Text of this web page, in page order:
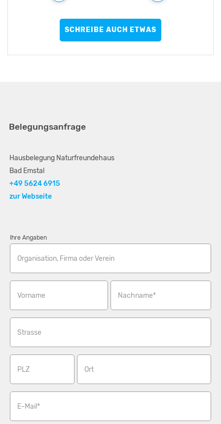
weiterempfehlen.
SCHREIBE AUCH ETWAS
Belegungsanfrage
Hausbelegung Naturfreundehaus
Bad Emstal
+49 5624 6915
zur Webseite
Ihre Angaben
Organisation, Firma oder Verein
Vorname Nachname*
Strasse
PLZ Ort
E-Mail*